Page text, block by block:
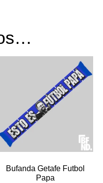
Bufanda Getafe Futbol
Papa